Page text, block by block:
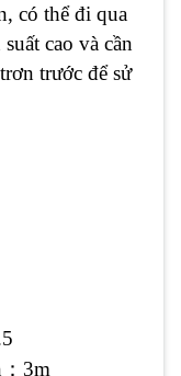
có thể đi qua
cao và cần
trước để sử
： 3m